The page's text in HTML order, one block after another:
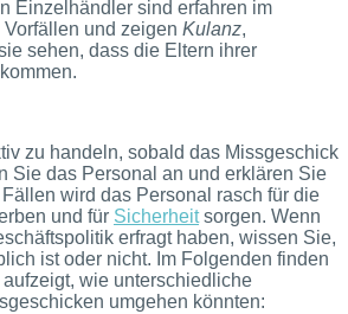
Einzelhändler sind erfahren im
und zeigen Kulanz,
sehen, dass die Eltern ihrer
zu handeln, sobald das Missgeschick
Sie das Personal an und erklären Sie
wird das Personal rasch für die
und für Sicherheitsorgen. Wenn
erfragt haben, wissen Sie,
ist oder nicht. Im Folgenden finden
wie unterschiedliche
umgehen könnten: